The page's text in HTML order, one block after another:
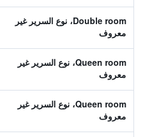
Double room، نوع السرير غير
معروف
Queen room، نوع السرير غير
معروف
Queen room، نوع السرير غير
معروف